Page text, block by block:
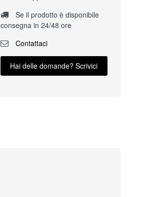
Se il prodotto è disponibile
consegna in 24/48 ore
Contattaci
Hai delle domande? Scrivici